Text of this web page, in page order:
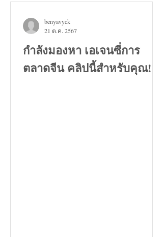
กำลังมองหา เอเจนซี่การ
ตลาดจีน คลิปนี้สำหรับคุณ!
benyavyck
21 ต.ค. 2567